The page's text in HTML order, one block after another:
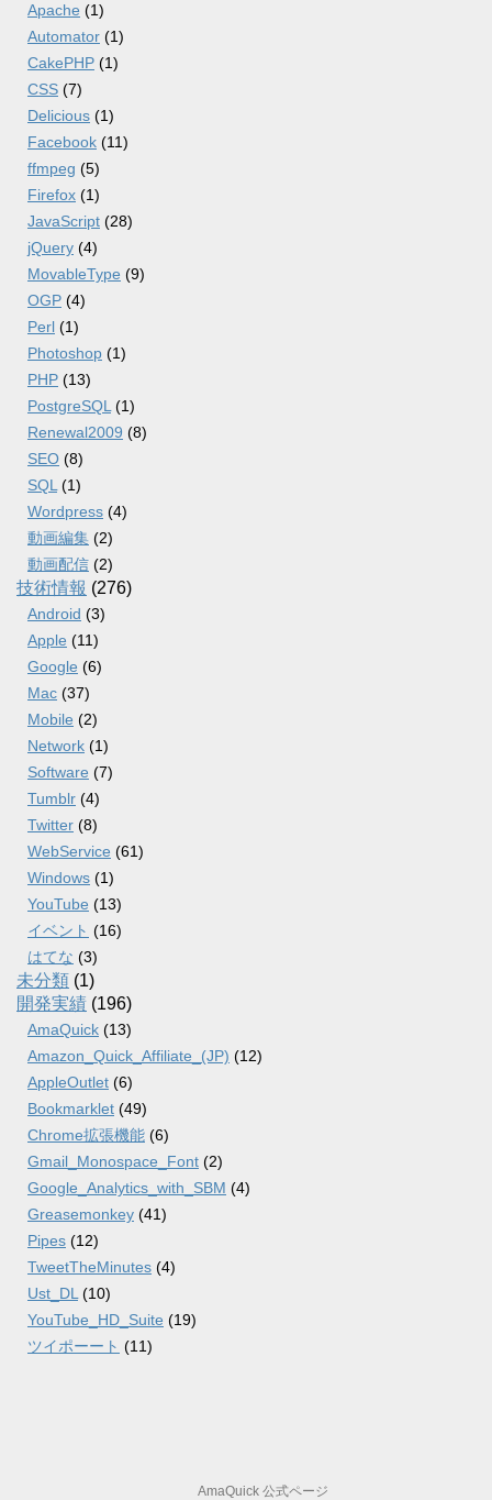
Apache (1)
Automator (1)
CakePHP (1)
CSS (7)
Delicious (1)
Facebook (11)
ffmpeg (5)
Firefox (1)
JavaScript (28)
jQuery (4)
MovableType (9)
OGP (4)
Perl (1)
Photoshop (1)
PHP (13)
PostgreSQL (1)
Renewal2009 (8)
SEO (8)
SQL (1)
Wordpress (4)
動画編集 (2)
動画配信 (2)
技術情報 (276)
Android (3)
Apple (11)
Google (6)
Mac (37)
Mobile (2)
Network (1)
Software (7)
Tumblr (4)
Twitter (8)
WebService (61)
Windows (1)
YouTube (13)
イベント (16)
はてな (3)
未分類 (1)
開発実績 (196)
AmaQuick (13)
Amazon_Quick_Affiliate_(JP) (12)
AppleOutlet (6)
Bookmarklet (49)
Chrome拡張機能 (6)
Gmail_Monospace_Font (2)
Google_Analytics_with_SBM (4)
Greasemonkey (41)
Pipes (12)
TweetTheMinutes (4)
Ust_DL (10)
YouTube_HD_Suite (19)
ツイポーート (11)
AmaQuick 公式ページ